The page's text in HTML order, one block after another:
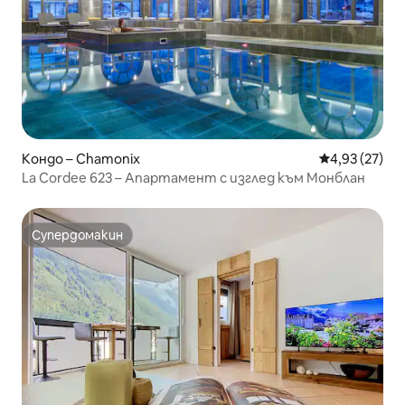
Кондо – Chamonix Средна
4,93 (27)
La Cordee 623 – Апартамент с изглед към Монблан
Супердомакин
Супердомакин